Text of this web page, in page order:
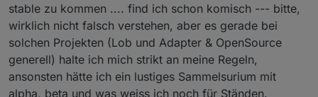
Watt values : Ensure proper reading
calculation with exponent (0 instead of
current watt value)
#281
All calculations : correct handling of
device reset (if value is reset or 0)
(Dutchman) Bugfix : Incorrect initialisation for
Watt values with 0 input
stable zu kommen .... find ich schon komisch --- bitte,
wirklich nicht falsch verstehen, aber es gerade bei
solchen Projekten (Lob und Adapter & OpenSource
generell) halte ich mich strikt an meine Regeln,
ansonsten hätte ich ein lustiges Sammelsurium mit
alpha, beta und was weiss ich noch für Ständen.